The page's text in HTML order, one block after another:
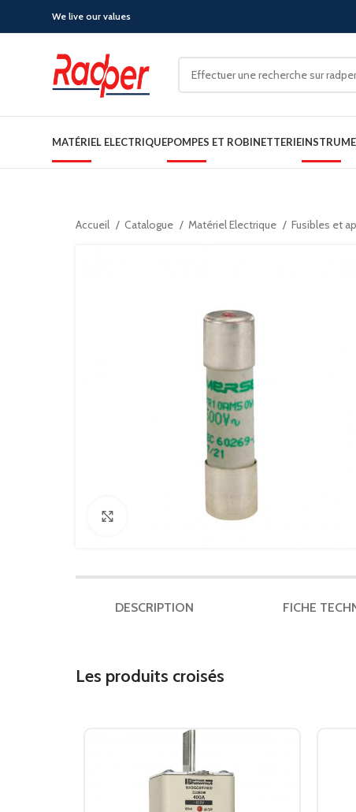
We live our values
MATÉRIEL ELECTRIQUEPOMPES ET ROBINETTERIE
Accueil Catalogue Matériel Electrique Fusibles et
DESCRIPTION FICHE
Les produits croisés